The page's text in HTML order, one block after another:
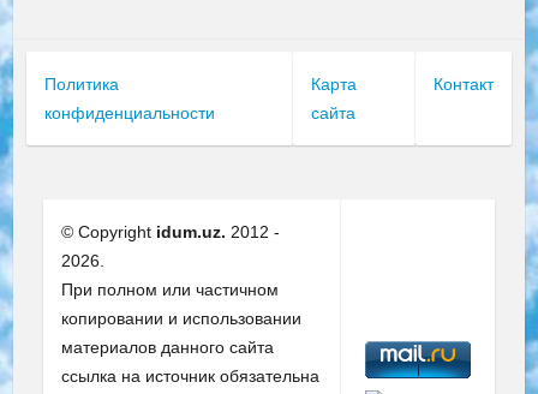
Политика
конфиденциальности
Карта
сайта
Контакт
© Copyright idum.uz. 2012 -
2026.
При полном или частичном
копировании и использовании
материалов данного сайта
ссылка на источник обязательна